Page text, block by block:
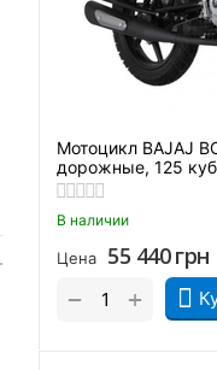
Мотоцикл BAJAJ
дорожные, 125
В наличии
Цена 55 440грн
+
−